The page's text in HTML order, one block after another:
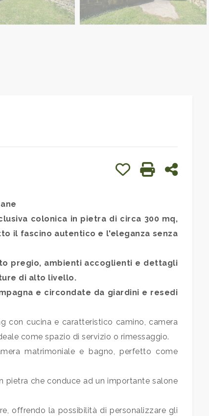
Stampa: Cod.
Preferiti: Cod. 416
colonica in pietra di circa 300 mq,
il fascino autentico e l'eleganza senza
pregio, ambienti accoglienti e dettagli
di alto livello.
e circondate da giardini e resedi
con cucina e caratteristico camino, camera
come spazio di servizio o rimessaggio.
matrimoniale e bagno, perfetto come
pietra che conduce ad un importante salone
offrendo la possibilità di personalizzare gli